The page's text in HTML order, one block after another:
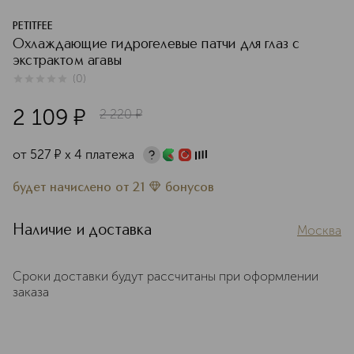
PETITFEE
Охлаждающие гидрогелевые патчи для глаз с
экстрактом агавы
(0)
2 109 ¤ 2 220 ¤
от 527 ¤ х 4 платежа
будет начислено от 21 бонусов
Наличие и доставка Москва
Сроки доставки будут рассчитаны при оформлении
заказа